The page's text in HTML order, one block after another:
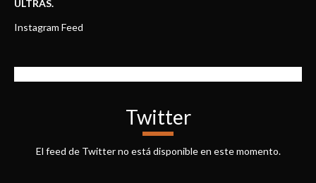
ULTRAS.
Instagram Feed
Twitter
El feed de Twitter no está disponible en este momento.